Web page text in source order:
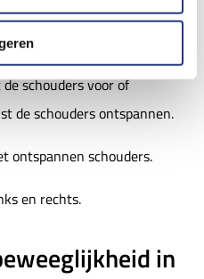
schouders voor of
de schouders ontspannen.
ontspannen schouders.
en rechts.
in